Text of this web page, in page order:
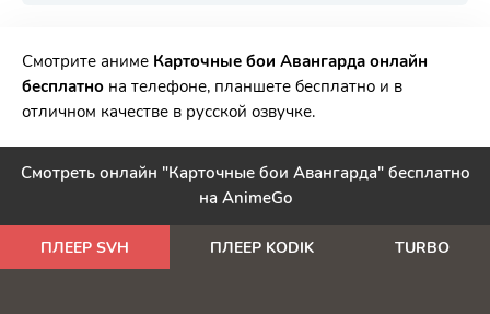
Смотрите аниме Карточные бои Авангарда онлайн
бесплатно на телефоне, планшете бесплатно и в
отличном качестве в русской озвучке.
Смотреть онлайн "Карточные бои Авангарда" бесплатно
на AnimeGo
ПЛЕЕР SVH ПЛЕЕР KODIK TURBO